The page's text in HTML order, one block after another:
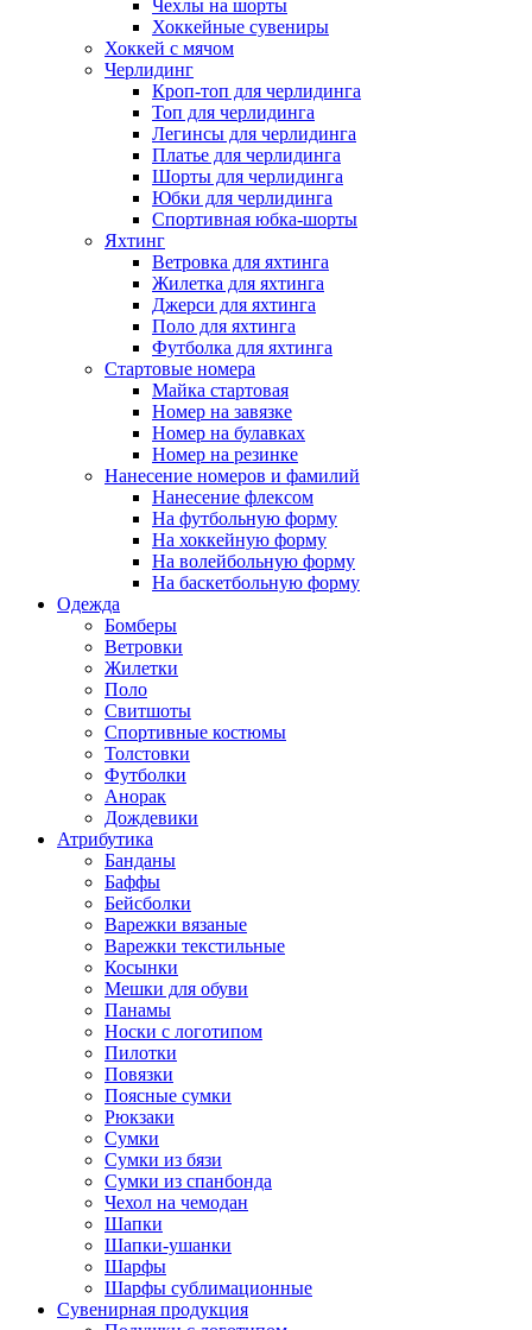
Чехлы на шорты
Хоккейные сувениры
Хоккей с мячом
Черлидинг
Кроп-топ для черлидинга
Топ для черлидинга
Легинсы для черлидинга
Платье для черлидинга
Шорты для черлидинга
Юбки для черлидинга
Спортивная юбка-шорты
Яхтинг
Ветровка для яхтинга
Жилетка для яхтинга
Джерси для яхтинга
Поло для яхтинга
Футболка для яхтинга
Стартовые номера
Майка стартовая
Номер на завязке
Номер на булавках
Номер на резинке
Нанесение номеров и фамилий
Нанесение флексом
На футбольную форму
На хоккейную форму
На волейбольную форму
На баскетбольную форму
Одежда
Бомберы
Ветровки
Жилетки
Поло
Свитшоты
Спортивные костюмы
Толстовки
Футболки
Анорак
Дождевики
Атрибутика
Банданы
Баффы
Бейсболки
Варежки вязаные
Варежки текстильные
Косынки
Мешки для обуви
Панамы
Носки с логотипом
Пилотки
Повязки
Поясные сумки
Рюкзаки
Сумки
Сумки из бязи
Сумки из спанбонда
Чехол на чемодан
Шапки
Шапки-ушанки
Шарфы
Шарфы сублимационные
Сувенирная продукция